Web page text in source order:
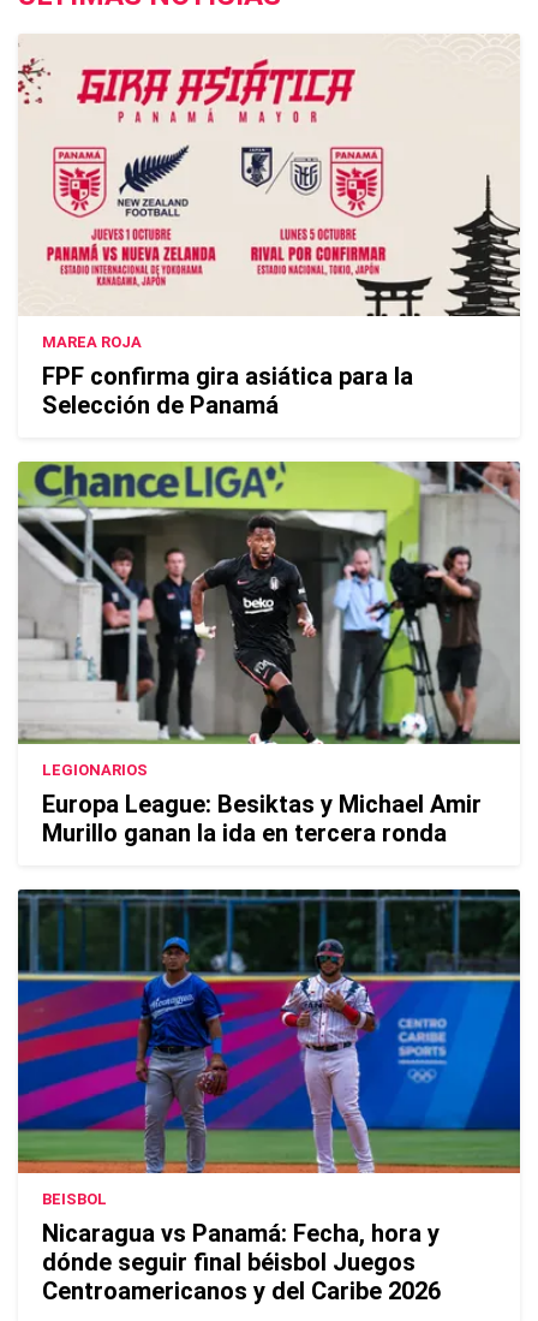
MAREA ROJA
FPF confirma gira asiática para la
Selección de Panamá
LEGIONARIOS
Europa League: Besiktas y Michael Amir
Murillo ganan la ida en tercera ronda
BEISBOL
Nicaragua vs Panamá: Fecha, hora y
dónde seguir final béisbol Juegos
Centroamericanos y del Caribe 2026